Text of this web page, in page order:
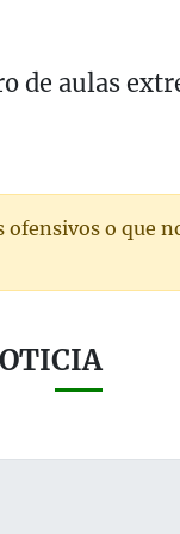
de aulas
o que